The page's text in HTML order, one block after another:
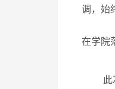
调，始
在学院